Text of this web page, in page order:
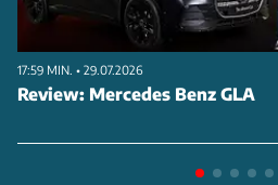
17:59 MIN. • 29.07.2026
Review: Mercedes Benz GLA